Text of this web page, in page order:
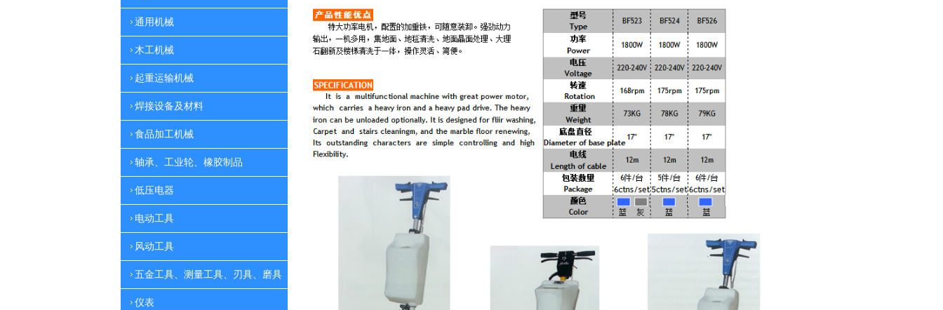
通用机械
木工机械
起重运输机械
焊接设备及材料
食品加工机械
轴承、工业轮、橡胶制品
低压电器
电动工具
风动工具
五金工具、测量工具、刃具、磨具
仪表